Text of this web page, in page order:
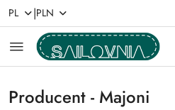
Przejdź do treści głównej
Przejdź do wyszukiwarki
Przejdź do moje konto
Przejdź do menu głównego
Przejdź do stopki
PL |PLN
Producent - Majoni